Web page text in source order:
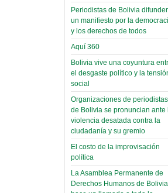
Periodistas de Bolivia
un manifiesto por la
y los derechos de todos
Aquí 360
Bolivia vive una coyuntura
el desgaste político y la
social
Organizaciones de periodistas
de Bolivia se pronuncian ante
violencia desatada contra la
ciudadanía y su gremio
El costo de la improvisación
política
La Asamblea Permanente de
Derechos Humanos de Bolivia